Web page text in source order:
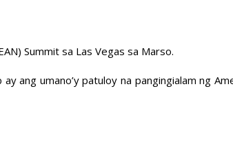
Summit sa Las Vegas sa Marso.
ang umano’y patuloy na pangingialam ng